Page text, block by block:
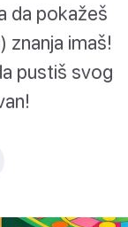
da pokažeš
znanja imaš!
pustiš svog